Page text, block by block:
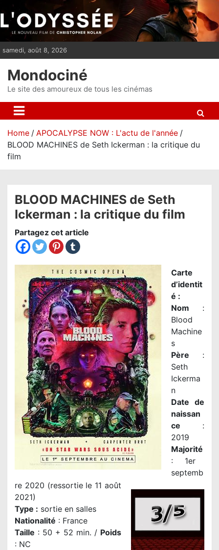
i
p
n
samedi, août 8, 2026
Mondociné
Le site des amoureux de tous les cinémas
Home
APOCALYPSE NOW : L'actu de l'année
BLOOD MACHINES de Seth Ickerman : la critique du
film
BLOOD MACHINES de Seth
Ickerman : la critique du film
Partagez cet article
Carte
d’identit
é :
Nom :
Blood
Machine
s
Père :
Seth
Ickerma
n
Date de
naissan
ce :
2019
Majorité
: 1er
septemb
re 2020 (ressortie le 11 août
2021)
Type : sortie en salles
Nationalité : France
Taille : 50 + 52 min. / Poids
: NC